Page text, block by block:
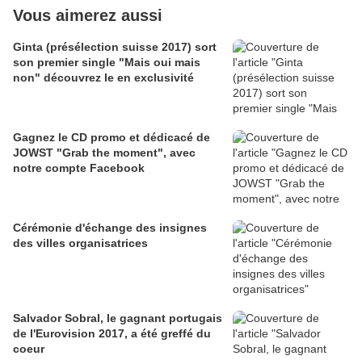
Vous aimerez aussi
Ginta (présélection suisse 2017) sort
son premier single "Mais oui mais
non" découvrez le en exclusivité
Gagnez le CD promo et dédicacé de
JOWST "Grab the moment", avec
notre compte Facebook
Cérémonie d'échange des insignes
des villes organisatrices
Salvador Sobral, le gagnant portugais
de l'Eurovision 2017, a été greffé du
coeur